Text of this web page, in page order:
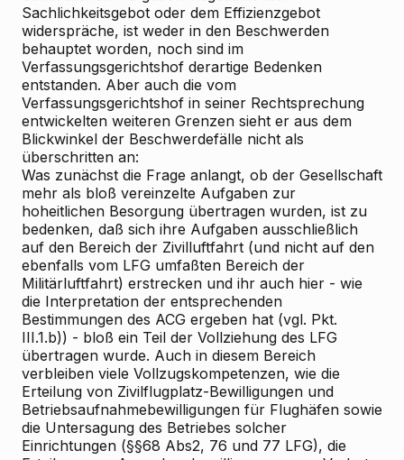
Sachlichkeitsgebot oder dem Effizienzgebot
widerspräche, ist weder in den Beschwerden
behauptet worden, noch sind im
Verfassungsgerichtshof derartige Bedenken
entstanden. Aber auch die vom
Verfassungsgerichtshof in seiner Rechtsprechung
entwickelten weiteren Grenzen sieht er aus dem
Blickwinkel der Beschwerdefälle nicht als
überschritten an:
Was zunächst die Frage anlangt, ob der Gesellschaft
mehr als bloß vereinzelte Aufgaben zur
hoheitlichen Besorgung übertragen wurden, ist zu
bedenken, daß sich ihre Aufgaben ausschließlich
auf den Bereich der Zivilluftfahrt (und nicht auf den
ebenfalls vom LFG umfaßten Bereich der
Militärluftfahrt) erstrecken und ihr auch hier - wie
die Interpretation der entsprechenden
Bestimmungen des ACG ergeben hat (vgl. Pkt.
III.1.b)) - bloß ein Teil der Vollziehung des LFG
übertragen wurde. Auch in diesem Bereich
verbleiben viele Vollzugskompetenzen, wie die
Erteilung von Zivilflugplatz-Bewilligungen und
Betriebsaufnahmebewilligungen für Flughäfen sowie
die Untersagung des Betriebes solcher
Einrichtungen (§§68 Abs2, 76 und 77 LFG), die